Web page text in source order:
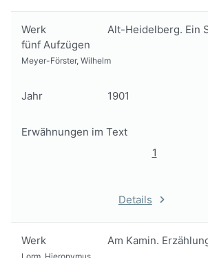
Werk
Alt-Heidelberg. Ein
fünf Aufzügen
Meyer-Förster, Wilhelm
Jahr 1901
Erwähnungen im Text
1
Details
Werk Am Kamin.